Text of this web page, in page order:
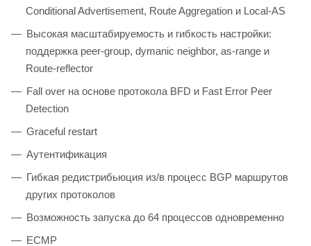
Сonditional Advertisement, Route Aggregation и Local-AS
Высокая маcштабируемость и гибкость настройки:
поддержка peer-group, dymanic neighbor, as-range и
Route-reflector
Fall over на основе протокола BFD и Fast Error Peer
Detection
Graceful restart
Аутентификация
Гибкая редистрибьюция из/в процесс BGP маршрутов
других протоколов
Возможность запуска до 64 процессов одновременно
ECMP